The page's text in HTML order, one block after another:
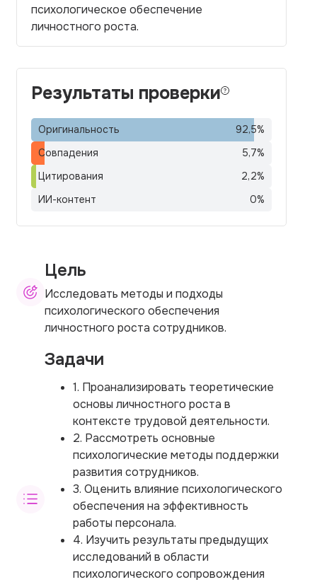
психологическое обеспечение
личностного роста.
Результаты проверки
Оригинальность 92,5%
Совпадения
5,7%
Цитирования
2,2%
ИИ-контент
0%
Цель
Исследовать методы и подходы
психологического обеспечения
личностного роста сотрудников.
Задачи
1. Проанализировать теоретические
основы личностного роста в
контексте трудовой деятельности.
2. Рассмотреть основные
психологические методы поддержки
развития сотрудников.
3. Оценить влияние психологического
обеспечения на эффективность
работы персонала.
4. Изучить результаты предыдущих
исследований в области
психологического сопровождения